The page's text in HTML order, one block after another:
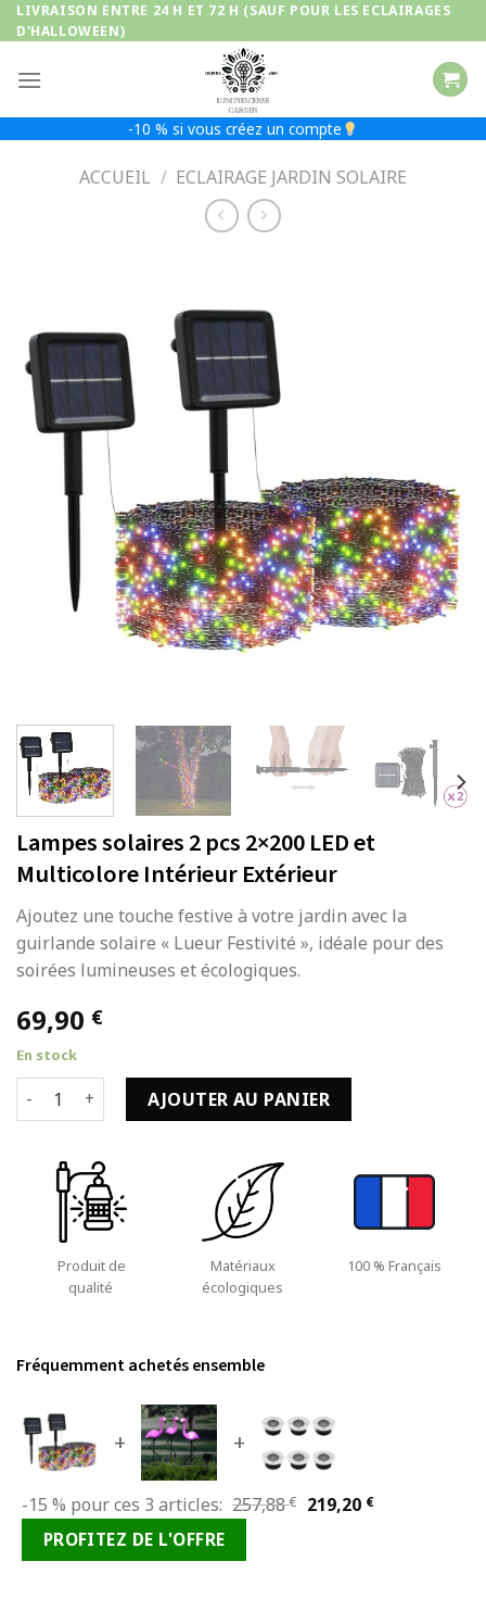
Passer
au
LIVRAISON ENTRE 24 H ET 72 H (SAUF POUR LES ECLAIRAGES
D'HALLOWEEN)
-10 % si vous créez un compte
ACCUEIL / ECLAIRAGE JARDIN SOLAIRE
Lampes solaires 2 pcs 2×200 LED et
Multicolore Intérieur Extérieur
Ajoutez une touche festive à votre jardin avec la
guirlande solaire « Lueur Festivité », idéale pour des
soirées lumineuses et écologiques.
69,90 €
En stock
quantité de Lampes solaires 2 pcs 2x200 LED et
AJOUTER AU PANIER
Produit de
qualité
Matériaux
écologiques
100 % Français
Fréquemment achetés ensemble
+ +
-15 % pour ces 3 articles: 257,88€
Le
219,20 €Le
PROFITEZ DE L'OFFRE